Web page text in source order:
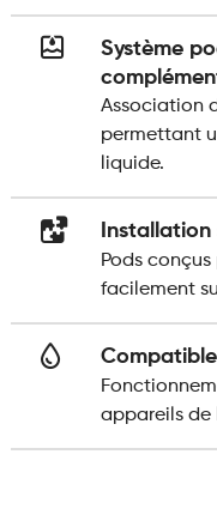
Système
Association
permettant
liquide.
Pods
facilement
appareils de